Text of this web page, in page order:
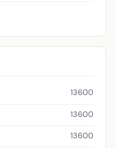
13600
13600
13600